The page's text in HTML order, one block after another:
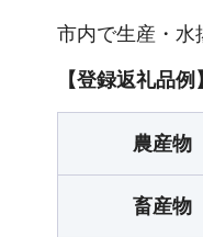
市内で生産・水
【登録返礼品例】
農産物
畜産物